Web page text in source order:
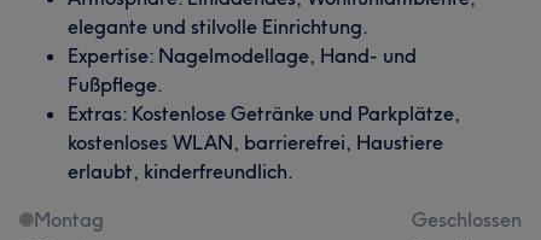
elegante und stilvolle Einrichtung.
Expertise: Nagelmodellage, Hand- und
Fußpflege.
Extras: Kostenlose Getränke und Parkplätze,
kostenloses WLAN, barrierefrei, Haustiere
erlaubt, kinderfreundlich.
Montag
Geschlossen